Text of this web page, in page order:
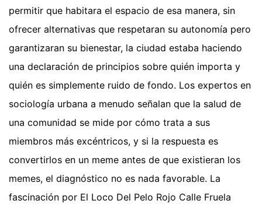
permitir que habitara el espacio de esa manera, sin
ofrecer alternativas que respetaran su autonomía pero
garantizaran su bienestar, la ciudad estaba haciendo
una declaración de principios sobre quién importa y
quién es simplemente ruido de fondo. Los expertos en
sociología urbana a menudo señalan que la salud de
una comunidad se mide por cómo trata a sus
miembros más excéntricos, y si la respuesta es
convertirlos en un meme antes de que existieran los
memes, el diagnóstico no es nada favorable. La
fascinación por El Loco Del Pelo Rojo Calle Fruela